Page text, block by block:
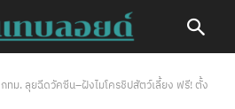
กทม. ลุยฉีดวัคซีน–ฝังไมโครชิปสัตว์เลี้ยง ฟรี! ตั้ง